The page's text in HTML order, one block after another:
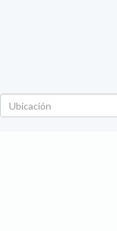
Ubicación